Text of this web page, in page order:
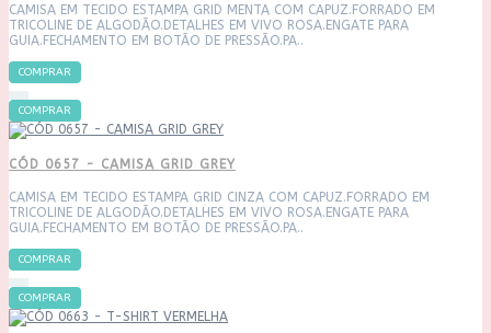
CAMISA EM TECIDO ESTAMPA GRID MENTA COM CAPUZ.FORRADO EM
TRICOLINE DE ALGODÃO.DETALHES EM VIVO ROSA.ENGATE PARA
GUIA.FECHAMENTO EM BOTÃO DE PRESSÃO.PA..
COMPRAR
COMPRAR
CÓD 0657 - CAMISA GRID GREY
CAMISA EM TECIDO ESTAMPA GRID CINZA COM CAPUZ.FORRADO EM
TRICOLINE DE ALGODÃO.DETALHES EM VIVO ROSA.ENGATE PARA
GUIA.FECHAMENTO EM BOTÃO DE PRESSÃO.PA..
COMPRAR
COMPRAR